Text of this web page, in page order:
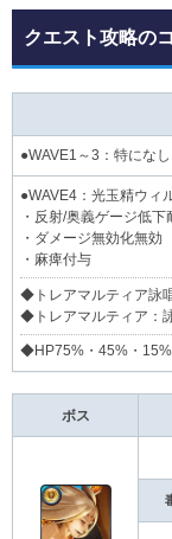
クエスト攻略の
●WAVE1～3：特になし
●WAVE4：光玉精ウィ
・反射/奥義ゲージ低下
・ダメージ無効化無効
・麻痺付与
◆トレアマルティア詠
◆トレアマルティア：
◆HP75%・45%・15%
ボス